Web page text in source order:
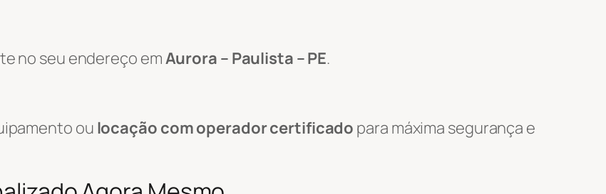
no seu endereço emAurora – Paulista – PE.
ou locação com operador certificado para máxima segurança e